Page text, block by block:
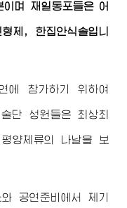
이며 재일동포들은 어
제, 한집안식솔입니
에 참가하기 위하여
단 성원들은 최상최
양체류의 나날을 보
공연준비에서 제기